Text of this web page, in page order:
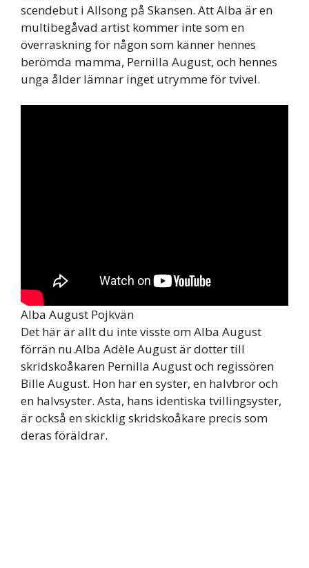
scendebut i Allsong på Skansen. Att Alba är en
multibegåvad artist kommer inte som en
överraskning för någon som känner hennes
berömda mamma, Pernilla August, och hennes
unga ålder lämnar inget utrymme för tvivel.
Alba August Pojkvän
Det här är allt du inte visste om Alba August
förrän nu.Alba Adèle August är dotter till
skridskoåkaren Pernilla August och regissören
Bille August. Hon har en syster, en halvbror och
en halvsyster. Asta, hans identiska tvillingsyster,
är också en skicklig skridskoåkare precis som
deras föräldrar.